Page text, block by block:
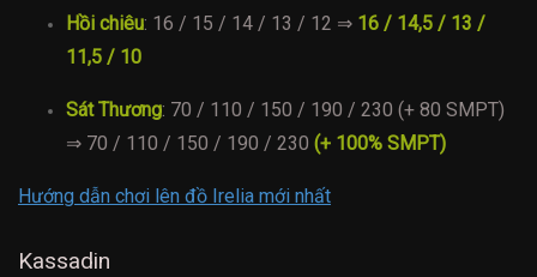
Hồi chiêu: 16 / 15 / 14 / 13 / 12 ⇒ 16 / 14,5 / 13 /
11,5 / 10
Sát Thương: 70 / 110 / 150 / 190 / 230 (+ 80 SMPT)
⇒ 70 / 110 / 150 / 190 / 230 (+ 100% SMPT)
Hướng dẫn chơi lên đồ Irelia mới nhất
Kassadin